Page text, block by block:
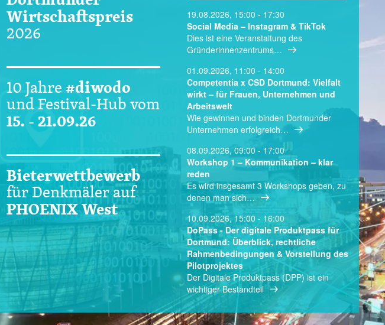
Wirtschaftspreis
2026
10 Jahre#diwodo
und Festival-Hub vom
15. - 21.09.26
Bieterwettbewerb
für Denkmäler auf
PHOENIX West
19.08.2026, 15:00 - 17:30
Social Media – Instagram & TikTok
Dies ist eine Veranstaltung des
Gründerinnenzentrums…
01.09.2026, 11:00 - 14:00
Competentia x CSD Dortmund: Vielfalt
wirkt – für Frauen, Unternehmen und
Arbeitswelt
Wie gewinnen und binden Dortmunder
Unternehmen erfolgreich…
08.09.2026, 09:00 - 17:00
Workshop 1 – Kommunikation – klar
reden
Es wird insgesamt 3 Workshops geben, zu
denen man sich…
10.09.2026, 15:00 - 16:00
DoPass - Der digitale Produktpass für
Dortmund: Überblick, rechtliche
Rahmenbedingungen & Vorstellung des
Pilotprojektes
Der Digitale Produktpass (DPP) ist ein
wichtiger Bestandteil